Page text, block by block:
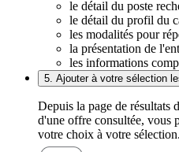
le détail du poste
le détail du profil du
les modalités pour
la présentation de
les informations
5. Ajouter à votre sélection
Depuis la page de résultats
d'une offre consultée, vous
votre choix à votre